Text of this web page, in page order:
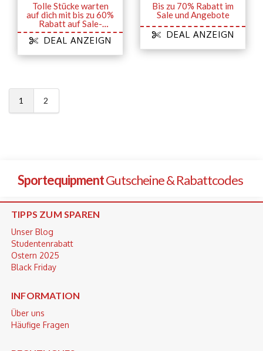
SportequipmentGutscheine & Rabattcodes
Tolle Stücke warten
auf dich mit bis zu 60%
Rabatt auf Sale-
Artikel
DEAL ANZEIGN
Bis zu 70% Rabatt im
Sale und Angebote
DEAL ANZEIGN
1 2
TIPPS ZUM SPAREN
Unser Blog
Studentenrabatt
Ostern 2025
Black Friday
INFORMATION
Über uns
Häufige Fragen